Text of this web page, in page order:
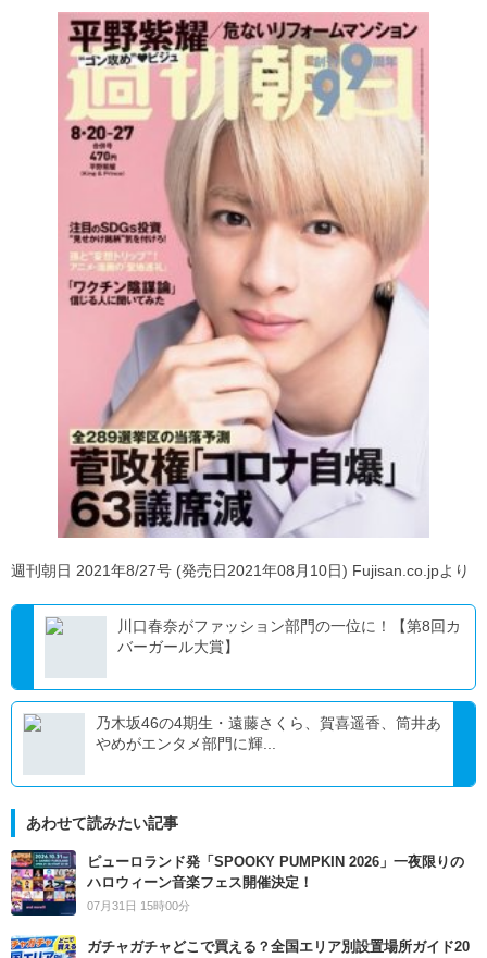
週刊朝日 2021年8/27号 (発売日2021年08月10日) Fujisan.co.jpより
川口春奈がファッション部門の一位に！【第8回カ
バーガール大賞】
乃木坂46の4期生・遠藤さくら、賀喜遥香、筒井あ
やめがエンタメ部門に輝...
あわせて読みたい記事
ピューロランド発「SPOOKY PUMPKIN 2026」一夜限りの
ハロウィーン音楽フェス開催決定！
07月31日 15時00分
ガチャガチャどこで買える？全国エリア別設置場所ガイド20